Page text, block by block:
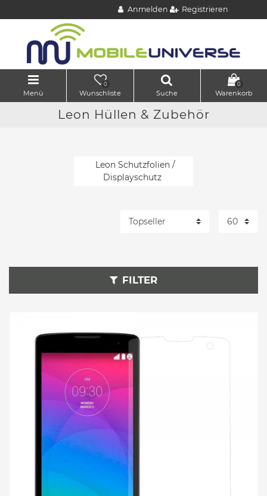
Anmelden Registrieren
Menü
0
Wunschliste Suche
0
Warenkorb
Leon Hüllen & Zubehör
Leon Schutzfolien /
Displayschutz
FILTER